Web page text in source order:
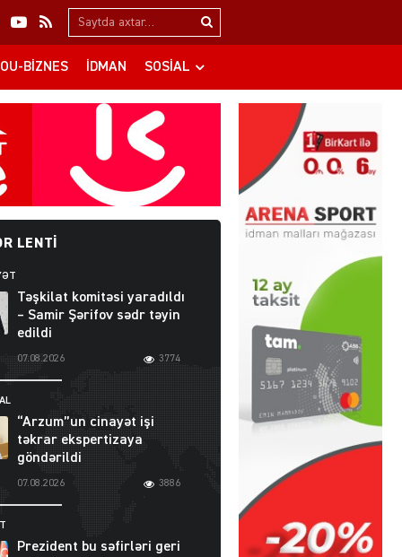
Search…
BIZNES İDMAN SOSIAL
LENTI
Təşkilat komitəsi yaradıldı
– Samir Şərifov sədr təyin
edildi
07.08.2026 3774
“Arzum”un cinayət işi
təkrar ekspertizaya
göndərildi
07.08.2026 3886
Prezident bu səfirləri geri